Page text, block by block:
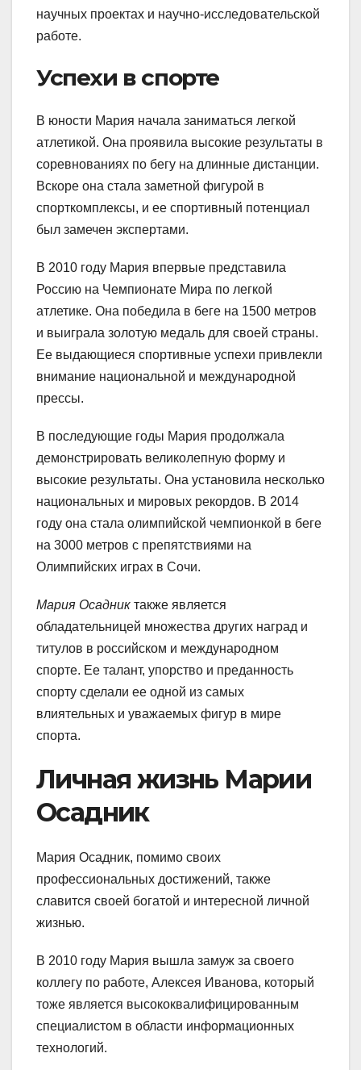
научных проектах и научно-исследовательской
работе.
Успехи в спорте
В юности Мария начала заниматься легкой
атлетикой. Она проявила высокие результаты в
соревнованиях по бегу на длинные дистанции.
Вскоре она стала заметной фигурой в
спорткомплексы, и ее спортивный потенциал
был замечен экспертами.
В 2010 году Мария впервые представила
Россию на Чемпионате Мира по легкой
атлетике. Она победила в беге на 1500 метров
и выиграла золотую медаль для своей страны.
Ее выдающиеся спортивные успехи привлекли
внимание национальной и международной
прессы.
В последующие годы Мария продолжала
демонстрировать великолепную форму и
высокие результаты. Она установила несколько
национальных и мировых рекордов. В 2014
году она стала олимпийской чемпионкой в беге
на 3000 метров с препятствиями на
Олимпийских играх в Сочи.
Мария Осадник также является
обладательницей множества других наград и
титулов в российском и международном
спорте. Ее талант, упорство и преданность
спорту сделали ее одной из самых
влиятельных и уважаемых фигур в мире
спорта.
Личная жизнь Марии
Осадник
Мария Осадник, помимо своих
профессиональных достижений, также
славится своей богатой и интересной личной
жизнью.
В 2010 году Мария вышла замуж за своего
коллегу по работе, Алексея Иванова, который
тоже является высококвалифицированным
специалистом в области информационных
технологий.